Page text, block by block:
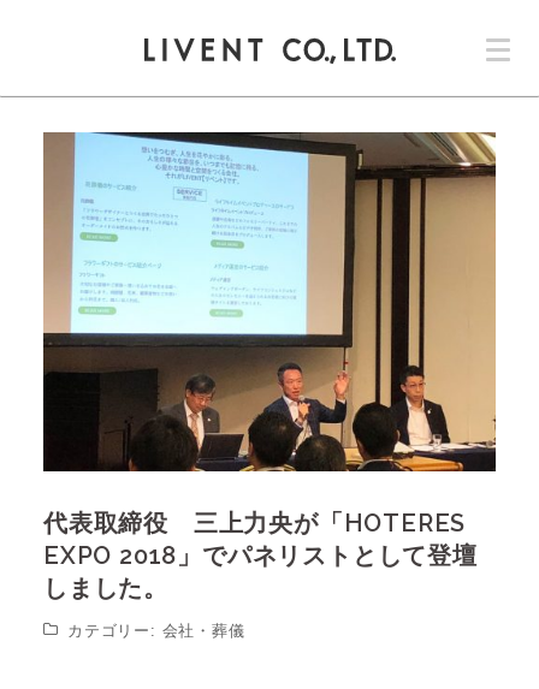
ン
代表取締役 三上力央が「HOTERES
EXPO 2018」でパネリストとして登壇
しました。
カテゴリー: 会社 ・ 葬儀